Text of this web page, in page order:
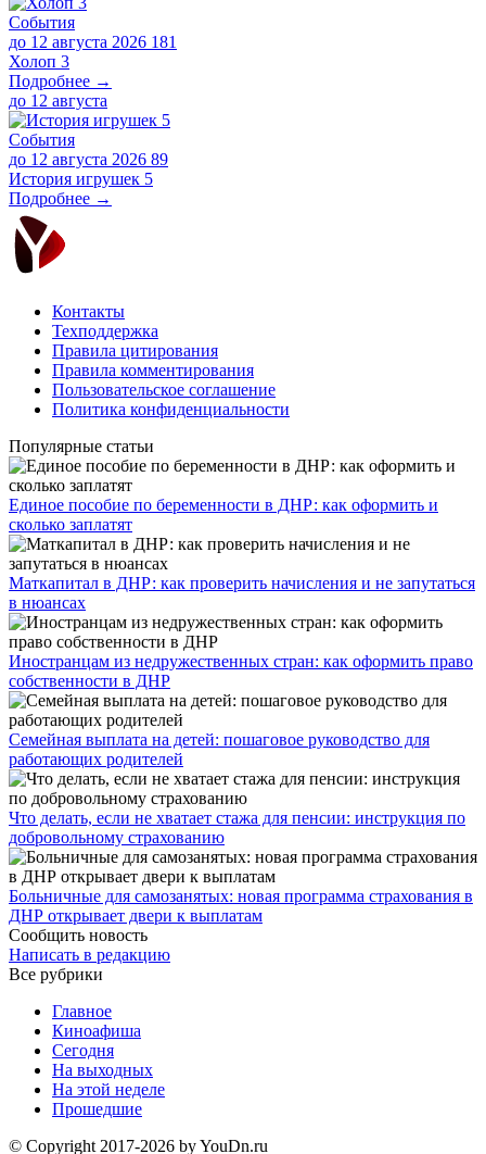
События
до 12 августа 2026 181
Холоп 3
Подробнее →
до 12 августа
События
до 12 августа 2026 89
История игрушек 5
Подробнее →
Контакты
Техподдержка
Правила цитирования
Правила комментирования
Пользовательское соглашение
Политика конфиденциальности
Популярные статьи
Единое пособие по беременности в ДНР: как оформить и
сколько заплатят
​Маткапитал в ДНР: как проверить начисления и не запутаться
в нюансах
Иностранцам из недружественных стран: как оформить право
собственности в ДНР
Семейная выплата на детей: пошаговое руководство для
работающих родителей
Что делать, если не хватает стажа для пенсии: инструкция по
добровольному страхованию
Больничные для самозанятых: новая программа страхования в
ДНР открывает двери к выплатам
Сообщить новость
Написать в редакцию
Все рубрики
Главное
Киноафиша
Сегодня
На выходных
На этой неделе
Прошедшие
© Copyright 2017-2026 by YouDn.ru